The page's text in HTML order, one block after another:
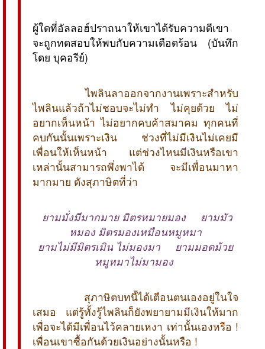
ผู้ใดที่อัลลอฮ์ปราถนาให้เขาได้รับความดีเขา
จะถูกทดสอบให้พบกับความเดือดร้อน (บันทึก
โดย บุคอรีย์)
ไพลินลาออกจากงานเพราะสำหรับ
ไพลินแล้วถ้าไม่ชอบจะไม่ทำ ไม่คุยด้วย ไม่
อยากเห็นหน้า ไม่อยากคบค้าสมาคม ทุกคนที่
คบกันนั้นเพราะเงิน ช่วงที่ไม่มีเงินไม่เคยมี
เพื่อนให้เห็นหน้า แต่ช่วงไหนมีเงินหรือเขา
เหล่านั้นสามารถพึ่งพาได้ จะมีเพื่อนมาหา
มากมาย ดังสุภาษิตที่ว่า
 ยามมั่งมีมากมาย มิตรหมายมอง ยามมัว
หมอง มิตรมองเหมือนหมูหมา
ยามไม่มีมิตรเมิน ไม่มองมา ยามมอดม้วย
หมูหมาไม่มามอง 
สุภาษิตบทนี้ได้เตือนตนเองอยู่ในใจ
เสมอ แต่รู้ทั้งรู้ไพลินก็ยังพยายามมีเงินให้มาก
เพื่อจะได้มีเพื่อนไว้คลายเหงา เท่านั้นเองหรือ !
เพื่อนเขาซื้อกันด้วยเงินอย่างนั้นหรือ !